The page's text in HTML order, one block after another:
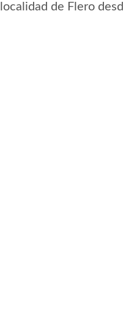
de Flero